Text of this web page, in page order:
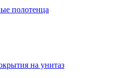
полотенца
на унитаз